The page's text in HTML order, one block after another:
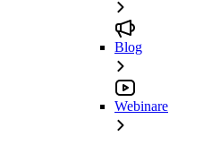
Blog
Webinare